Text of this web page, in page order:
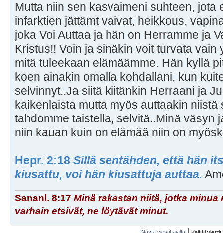
Mutta niin sen kasvaimeni suhteen, jota
infarktien jättämt vaivat, heikkous,
joka Voi Auttaa ja hän on Herramme ja
Kristus!! Voin ja sinäkin voit turvata vain
mitä tuleekaan elämäämme. Hän kyllä
koen ainakin omalla kohdallani, kun
selvinnyt..Ja siitä kiitänkin Herraani ja
kaikenlaista mutta myös auttaakin
tahdomme taistella, selvitä..Minä väsyn
niin kauan kuin on elämää niin on
Hepr. 2:18 Sillä sentähden, että hän
kiusattu, voi hän kiusattuja auttaa.
Sananl. 8:17 Minä rakastan niitä, jotka minua
varhain etsivät, ne löytävät minut.
Näytä viestit ajalta: